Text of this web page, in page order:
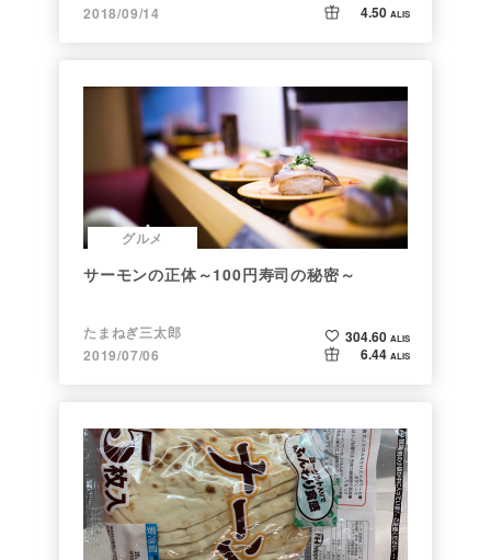
2018/09/14
4.50 ALIS
グルメ
サーモンの正体～100円寿司の秘密～
たまねぎ三太郎
2019/07/06
304.60 ALIS
6.44 ALIS